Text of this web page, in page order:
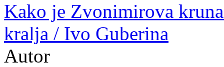
Kako je Zvonimirova
kralja / Ivo Guberina
Autor